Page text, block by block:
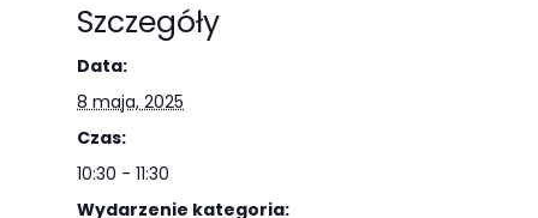
Szczegóły
Data:
8 maja, 2025
Czas:
10:30 - 11:30
Wydarzenie kategoria:
zachowania
podczas
odwiedzania naszej
strony, zwiększasz
zobaczenie